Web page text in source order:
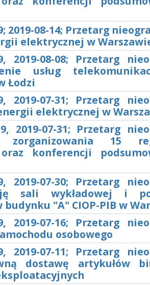
2019-08-14; Przetarg
elektrycznej w
2019-08-08; Przetarg
usług
Łodzi
2019-07-31; Przetarg
elektrycznej w
2019-07-31; Przetarg
15
konferencji
2019-07-30; Przetarg
sali wykładowej i
budynku "A" CIOP-PIB w
2019-07-16; Przetarg
osobowego
2019-07-11; Przetarg
dostawę artykułów